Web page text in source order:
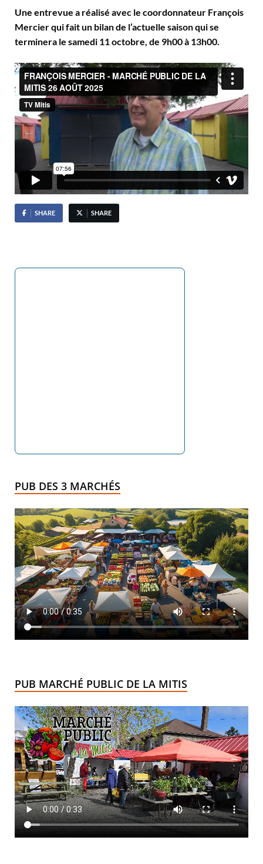
Une entrevue a réalisé avec le coordonnateur François
Mercier qui fait un bilan de l’actuelle saison qui se
terminera le samedi 11 octobre, de 9h00 à 13h00.
SHARE SHARE
PUB DES 3 MARCHÉS
PUB MARCHÉ PUBLIC DE LA MITIS